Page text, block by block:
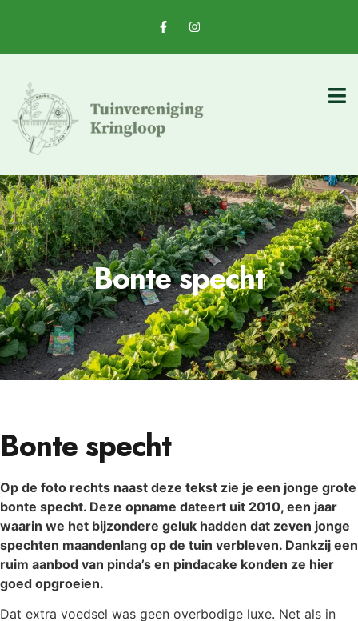
Bonte specht
Bonte specht
Op de foto rechts naast deze tekst zie je een jonge grote
bonte specht. Deze opname dateert uit 2010, een jaar
waarin we het bijzondere geluk hadden dat zeven jonge
spechten maandenlang op de tuin verbleven. Dankzij een
ruim aanbod van pinda’s en pindacake konden ze hier
goed opgroeien.
Dat extra voedsel was geen overbodige luxe. Net als in